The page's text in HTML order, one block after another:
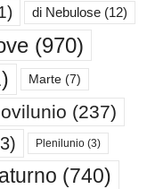
di Nebulose (12)
(970)
Marte (7)
(237)
Plenilunio (3)
(740)